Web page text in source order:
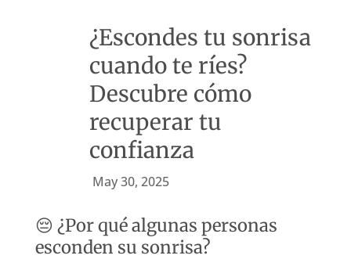
¿Escondes tu sonrisa
cuando te ríes?
Descubre cómo
recuperar tu
confianza
May 30, 2025
😔 ¿Por qué algunas personas
esconden su sonrisa?